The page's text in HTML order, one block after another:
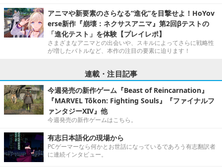
アニマや新要素のさらなる“進化”を目撃せよ！HoYov
erse新作『崩壊：ネクサスアニマ』第2回βテストの
「進化テスト」を体験【プレイレポ】
さまざまなアニマとの出会いや、スキルによってさらに戦略性
が増したバトルなど、本作の注目の要素に迫ります！
連載・注目記事
今週発売の新作ゲーム『Beast of Reincarnation』
『MARVEL Tōkon: Fighting Souls』『ファイナルフ
ァンタジーXIV』他
今週発売の新作ゲームはこちら。
有志日本語化の現場から
PCゲーマーなら何かとお世話になっているであろう有志翻訳者
に連続インタビュー。